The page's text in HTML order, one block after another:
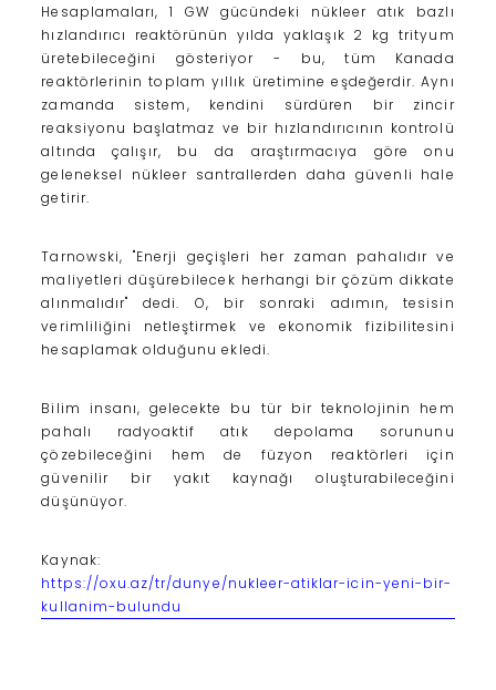
Hesaplamaları, 1 GW gücündeki nükleer atık bazlı
hızlandırıcı reaktörünün yılda yaklaşık 2 kg trityum
üretebileceğini gösteriyor - bu, tüm Kanada
reaktörlerinin toplam yıllık üretimine eşdeğerdir. Aynı
zamanda sistem, kendini sürdüren bir zincir
reaksiyonu başlatmaz ve bir hızlandırıcının kontrolü
altında çalışır, bu da araştırmacıya göre onu
geleneksel nükleer santrallerden daha güvenli hale
getirir.
Tarnowski, "Enerji geçişleri her zaman pahalıdır ve
maliyetleri düşürebilecek herhangi bir çözüm dikkate
alınmalıdır" dedi. O, bir sonraki adımın, tesisin
verimliliğini netleştirmek ve ekonomik fizibilitesini
hesaplamak olduğunu ekledi.
Bilim insanı, gelecekte bu tür bir teknolojinin hem
pahalı radyoaktif atık depolama sorununu
çözebileceğini hem de füzyon reaktörleri için
güvenilir bir yakıt kaynağı oluşturabileceğini
düşünüyor.
Kaynak:
https://oxu.az/tr/dunye/nukleer-atiklar-icin-yeni-bir-
kullanim-bulundu